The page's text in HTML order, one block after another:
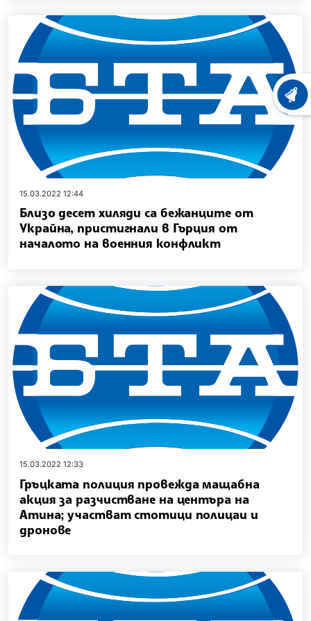
15.03.2022 12:44
Близо десет хиляди са бежанците от
Украйна, пристигнали в Гърция от
началото на военния конфликт
15.03.2022 12:33
Гръцката полиция провежда мащабна
акция за разчистване на центъра на
Атина; участват стотици полицаи и
дронове